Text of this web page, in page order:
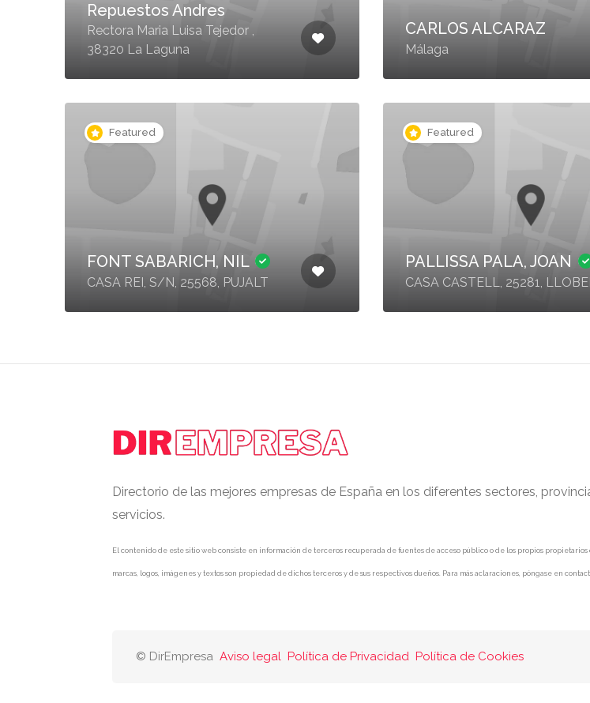
Repuestos Andres
Rectora Maria Luisa Tejedor ,
38320 La Laguna
CARLOS ALCARAZ
Málaga
Featured
FONT SABARICH, NIL
CASA REI, S/N, 25568, PUJALT
Featured
PALLISSA PALA, JOAN
CASA CASTELL, 25281,
Directorio de las mejores empresas de España en los diferentes sectores,
servicios.
El contenido de este sitio web consiste en información de terceros recuperada de fuentes de acceso público o de los propios
marcas, logos, imágenes y textos son propiedad de dichos terceros y de sus respectivos dueños. Para más aclaraciones, póngase en
© DirEmpresa Aviso legal Política de Privacidad Política de Cookies